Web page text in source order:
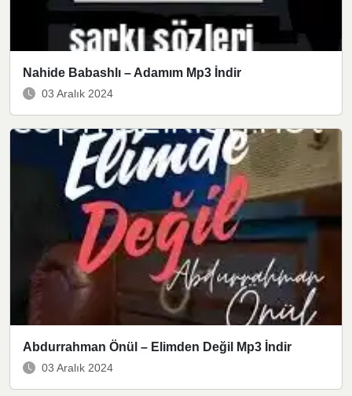
Nahide Babashlı – Adamım Mp3 İndir
03 Aralık 2024
Abdurrahman Önül – Elimden Değil Mp3 İndir
03 Aralık 2024